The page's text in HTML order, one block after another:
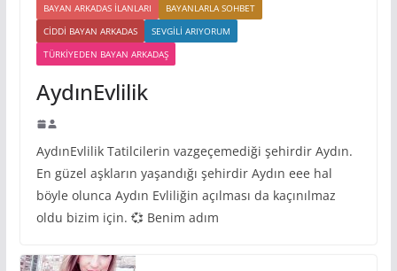
BAYAN ARKADAS ILANLARI
BAYANLARLA SOHBET
CIDDI BAYAN ARKADAS
SEVGILI ARIYORUM
TÜRKIYEDEN BAYAN ARKADAŞ
AydınEvlilik
AydınEvlilik Tatilcilerin vazgeçemediği şehirdir Aydın.
En güzel aşkların yaşandığı şehirdir Aydın eee hal
böyle olunca Aydın Evliliğin açılması da kaçınılmaz
oldu bizim için. 💞 Benim adım